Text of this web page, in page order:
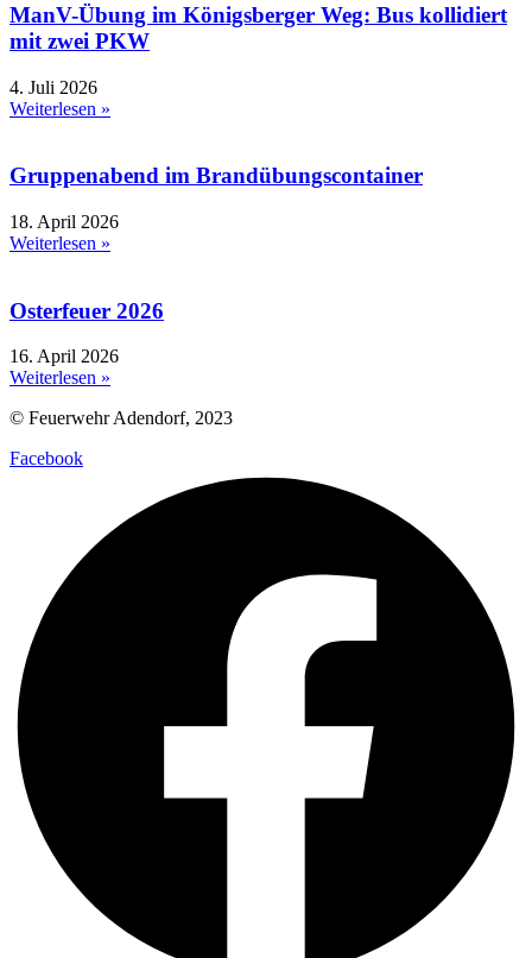
ManV-Übung im Königsberger Weg: Bus kollidiert
mit zwei PKW
4. Juli 2026
Weiterlesen »
Gruppenabend im Brandübungscontainer
18. April 2026
Weiterlesen »
Osterfeuer 2026
16. April 2026
Weiterlesen »
© Feuerwehr Adendorf, 2023
Facebook